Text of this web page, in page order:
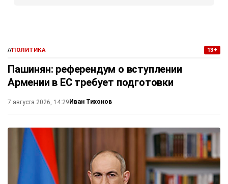
//ПОЛИТИКА 13+
Пашинян: референдум о вступлении
Армении в ЕС требует подготовки
7 августа 2026, 14:29 Иван Тихонов